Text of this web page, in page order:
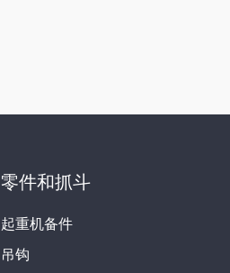
零件和抓斗
起重机备件
吊钩